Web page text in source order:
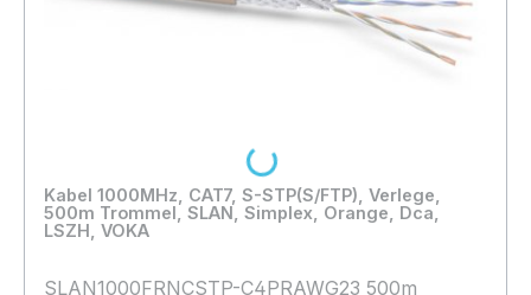
Kabel 1000MHz, CAT7, S-STP(S/FTP), Verlege,
500m Trommel, SLAN, Simplex, Orange, Dca,
LSZH, VOKA
SLAN1000FRNCSTP-C4PRAWG23 500m
Loading...